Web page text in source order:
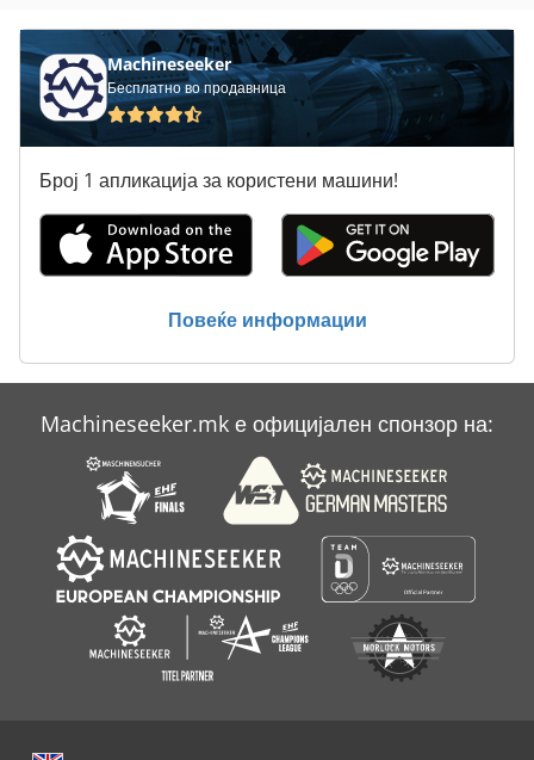
Воздушен Канал
Камион 24
Канал Машина
Наклонет Капетан 200 Л
Machineseeker
Бесплатно во продавница
Број 1 апликација за користени машини!
Повеќе информации
Machineseeker.mk е официјален спонзор на: